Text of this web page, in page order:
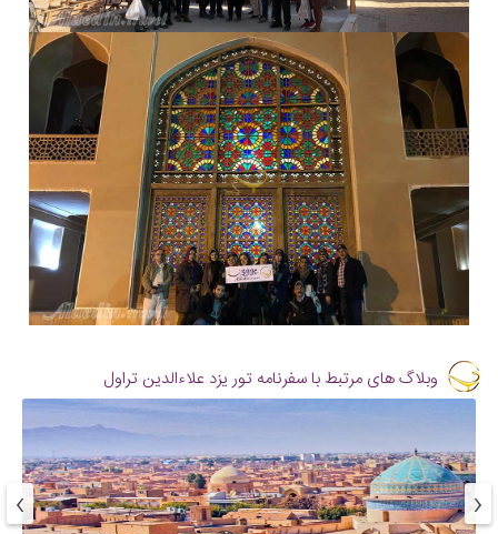
وبلاگ های مرتبط با سفرنامه تور یزد علاءالدین تراول
‹
›